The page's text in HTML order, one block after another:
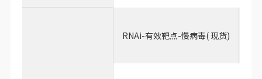
RNAi-有效靶点-慢病毒( 现货)